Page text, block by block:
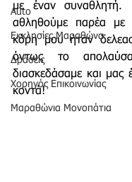
Auto
Εκκλησίες Μαραθώνα
Δράσεις
Χορηγός Επικοινωνίας
Μαραθώνια Μονοπάτια
με έναν
αθληθούμε παρέα με
κόρη μου ήταν
όντως το
διασκεδάσαμε και μας
κοντά!